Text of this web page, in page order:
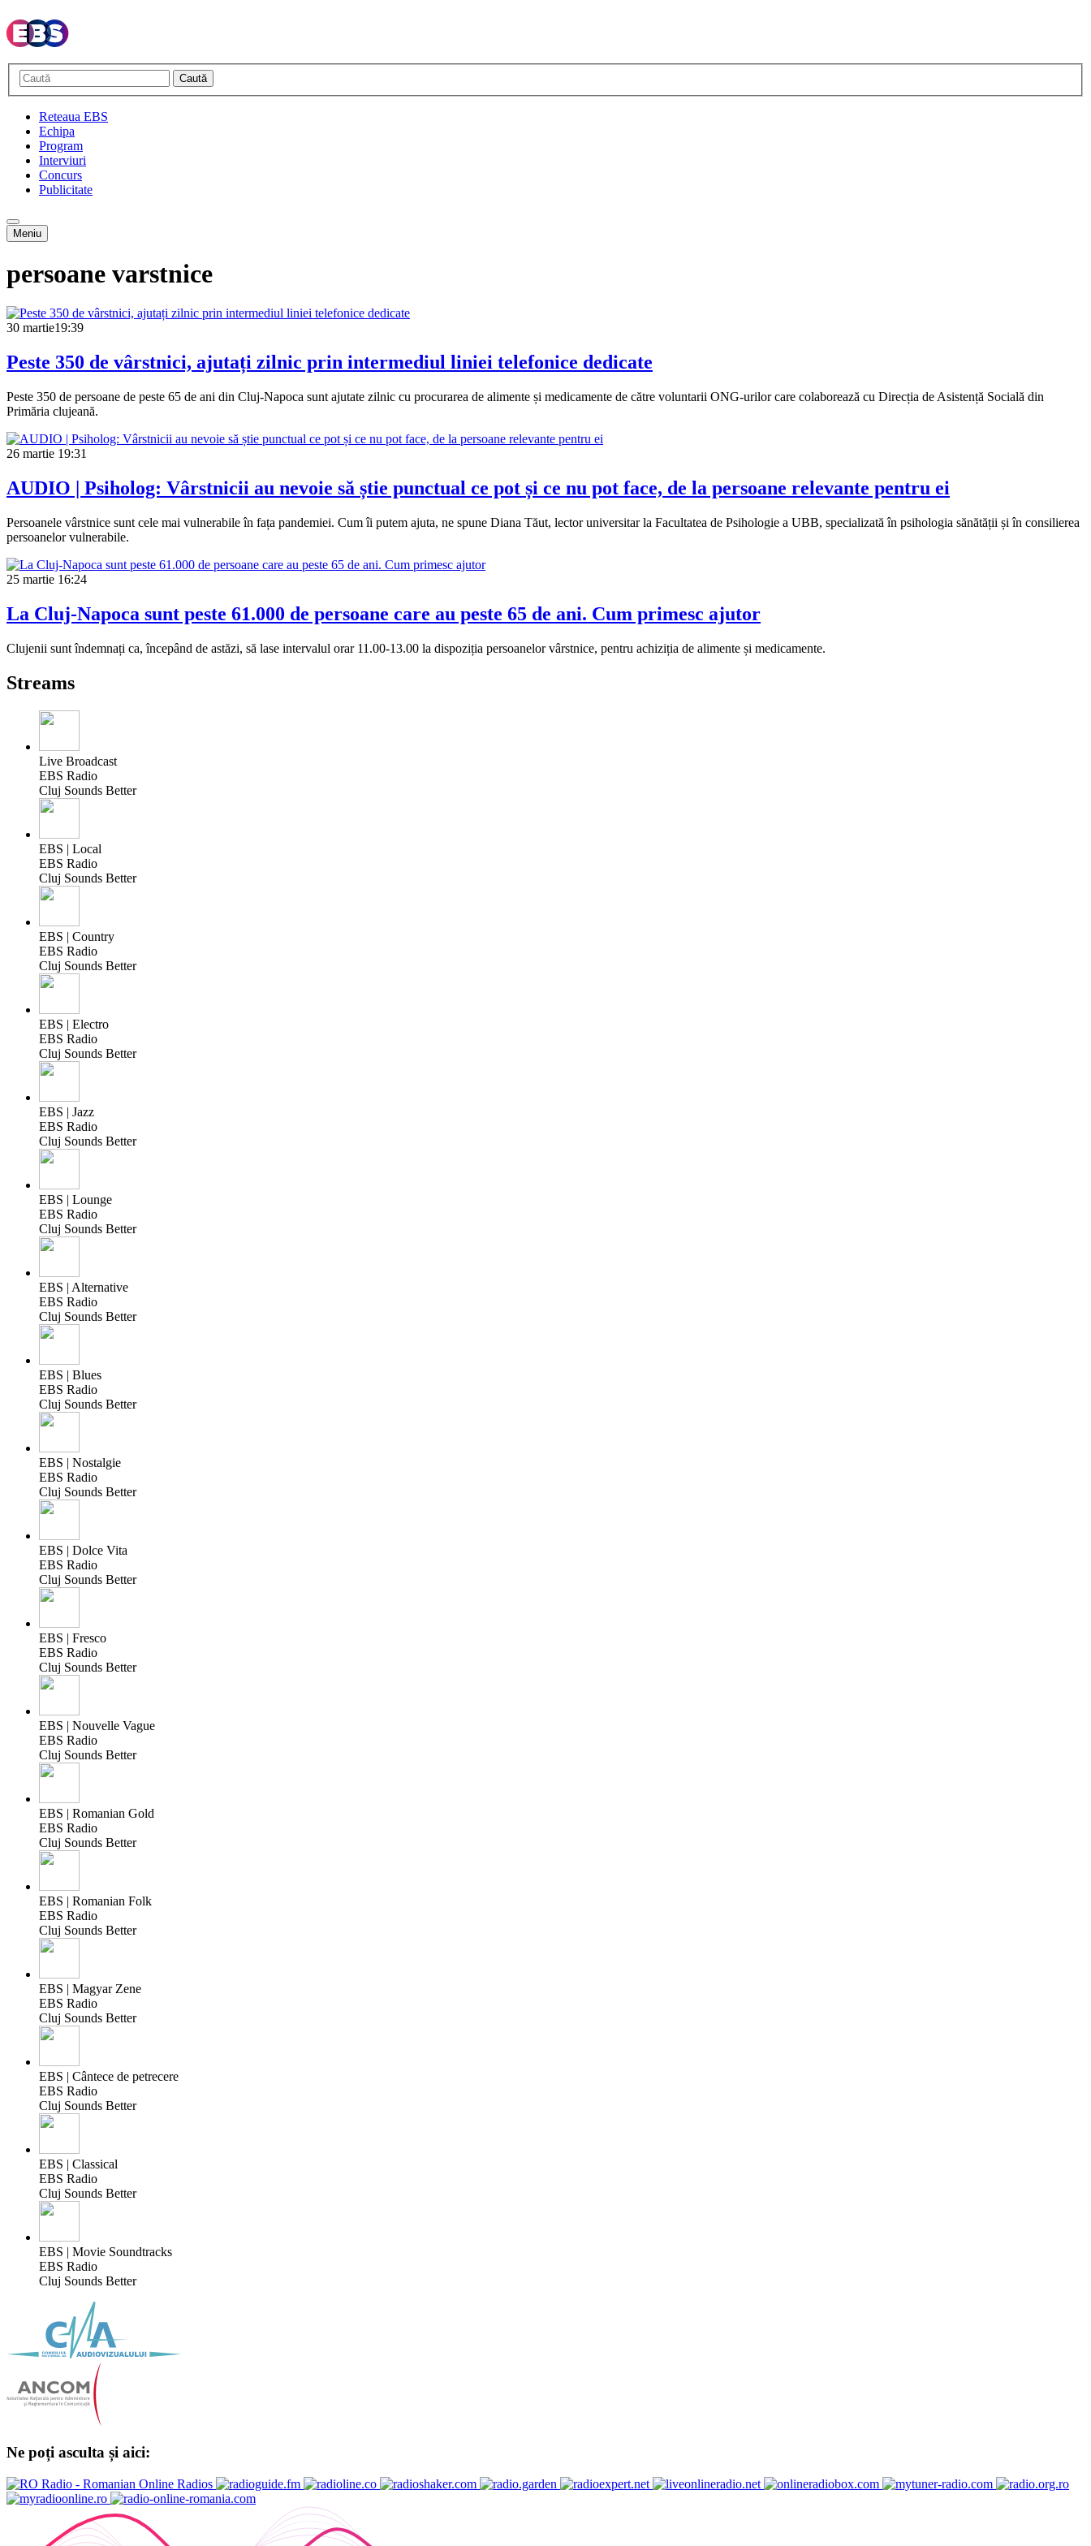
Caută
Reteaua EBS
Echipa
Program
Interviuri
Concurs
Publicitate
Meniu
persoane varstnice
30 martie19:39
Peste 350 de vârstnici, ajutați zilnic prin intermediul liniei telefonice dedicate
Peste 350 de persoane de peste 65 de ani din Cluj-Napoca sunt ajutate zilnic cu procurarea de alimente și medicamente de către voluntarii ONG-urilor care colaborează cu Direcția de Asistență Socială din
Primăria clujeană.
26 martie 19:31
AUDIO | Psiholog: Vârstnicii au nevoie să știe punctual ce pot și ce nu pot face, de la persoane relevante pentru ei
Persoanele vârstnice sunt cele mai vulnerabile în fața pandemiei. Cum îi putem ajuta, ne spune Diana Tăut, lector universitar la Facultatea de Psihologie a UBB, specializată în psihologia sănătății și în consilierea
persoanelor vulnerabile.
25 martie 16:24
La Cluj-Napoca sunt peste 61.000 de persoane care au peste 65 de ani. Cum primesc ajutor
Clujenii sunt îndemnați ca, începând de astăzi, să lase intervalul orar 11.00-13.00 la dispoziția persoanelor vârstnice, pentru achiziția de alimente și medicamente.
Streams
Live Broadcast
EBS Radio
Cluj Sounds Better
EBS | Local
EBS Radio
Cluj Sounds Better
EBS | Country
EBS Radio
Cluj Sounds Better
EBS | Electro
EBS Radio
Cluj Sounds Better
EBS | Jazz
EBS Radio
Cluj Sounds Better
EBS | Lounge
EBS Radio
Cluj Sounds Better
EBS | Alternative
EBS Radio
Cluj Sounds Better
EBS | Blues
EBS Radio
Cluj Sounds Better
EBS | Nostalgie
EBS Radio
Cluj Sounds Better
EBS | Dolce Vita
EBS Radio
Cluj Sounds Better
EBS | Fresco
EBS Radio
Cluj Sounds Better
EBS | Nouvelle Vague
EBS Radio
Cluj Sounds Better
EBS | Romanian Gold
EBS Radio
Cluj Sounds Better
EBS | Romanian Folk
EBS Radio
Cluj Sounds Better
EBS | Magyar Zene
EBS Radio
Cluj Sounds Better
EBS | Cântece de petrecere
EBS Radio
Cluj Sounds Better
EBS | Classical
EBS Radio
Cluj Sounds Better
EBS | Movie Soundtracks
EBS Radio
Cluj Sounds Better
Ne poți asculta și aici: